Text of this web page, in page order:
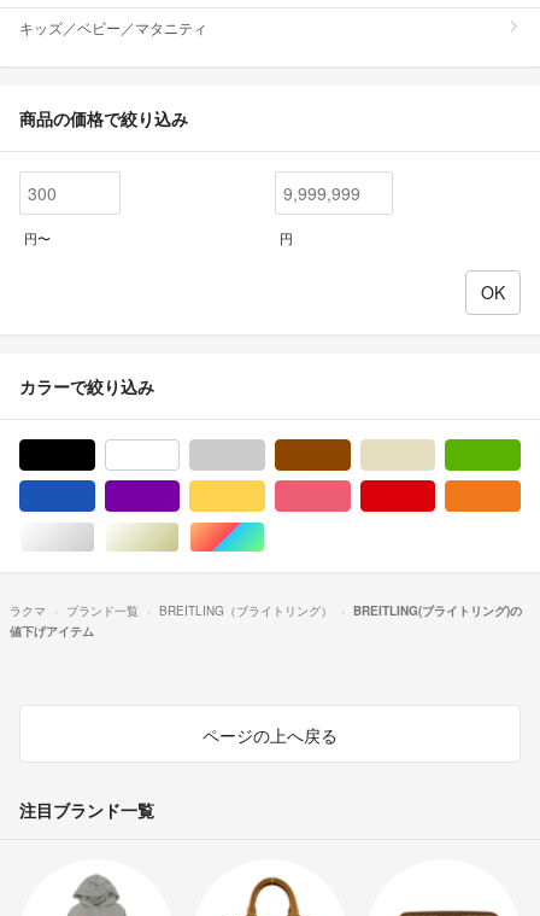
キッズ／ベビー／マタニティ
商品の価格で絞り込み
円〜 円
カラーで絞り込み
シルバー/銀色系ゴールド/金色系マルチカラー
ラクマ ブランド一覧 BREITLING（ブライトリング）
BREITLING(ブライトリング)の
値下げアイテム
ページの上へ戻る
注目ブランド一覧